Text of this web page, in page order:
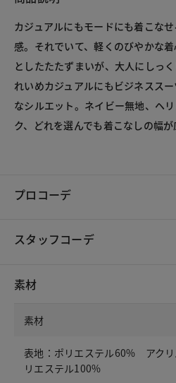
カジュアルにもモードにも着こな
感。それでいて、軽くのびやかな
としたたたずまいが、大人にしっ
れいめカジュアルにもビジネスス
なシルエット。ネイビー無地、ヘ
プロコーデ
スタッフコーデ
素材
素材
表地：ポリエステル60% アク
リエステル100%